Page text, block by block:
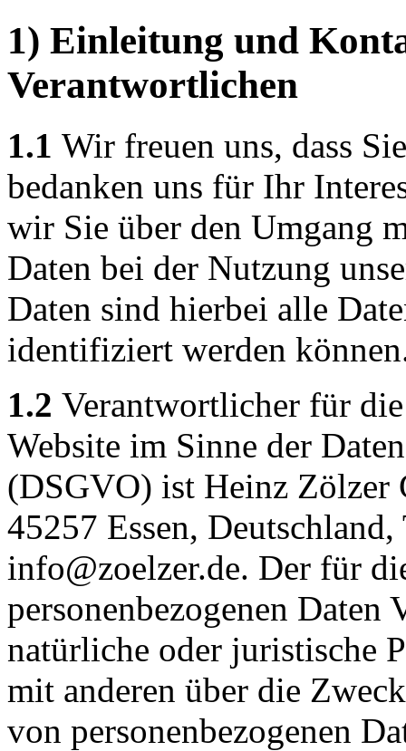
1) Einleitung und
Verantwortlichen
1.1 Wir freuen uns, dass
bedanken uns für Ihr
wir Sie über den Umgang
Daten bei der Nutzung
Daten sind hierbei alle
identifiziert werden
1.2 Verantwortlicher für
Website im Sinne der
(DSGVO) ist Heinz Zölzer
45257 Essen,
info@zoelzer.de. Der für
personenbezogenen
natürliche oder juristische
mit anderen über die
von personenbezogenen